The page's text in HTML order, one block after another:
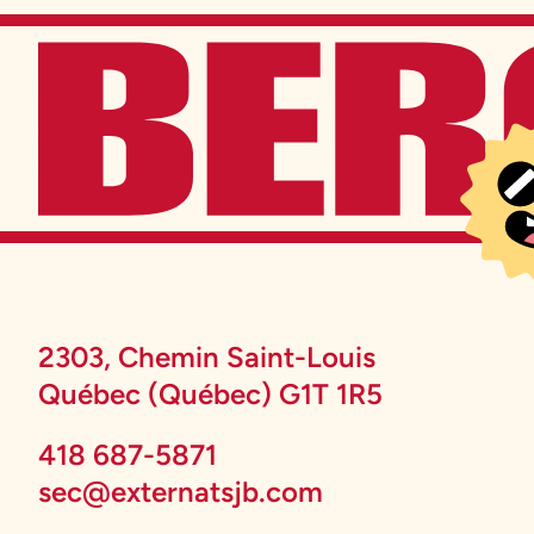
2303, Chemin Saint-Louis
Québec (Québec) G1T 1R5
418 687-5871
sec@externatsjb.com